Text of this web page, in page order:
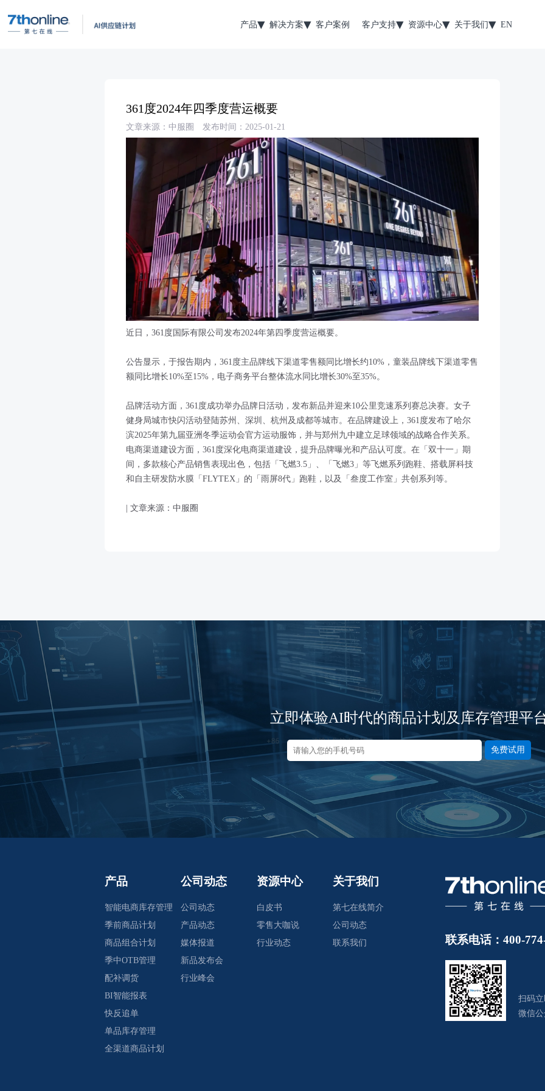
产品 解决方案 客户案例 客户支持 资源中心 关于我们 EN
361度2024年四季度营运概要
文章来源：中服圈 发布时间：2025-01-21
近日，361度国际有限公司发布2024年第四季度营运概要。
公告显示，于报告期内，361度主品牌线下渠道零售额同比增长约10%，童装品牌线下渠道零售
额同比增长10%至15%，电子商务平台整体流水同比增长30%至35%。
品牌活动方面，361度成功举办品牌日活动，发布新品并迎来10公里竞速系列赛总决赛。女子
健身局城市快闪活动登陆苏州、深圳、杭州及成都等城市。在品牌建设上，361度发布了哈尔
滨2025年第九届亚洲冬季运动会官方运动服饰，并与郑州九中建立足球领域的战略合作关系。
电商渠道建设方面，361度深化电商渠道建设，提升品牌曝光和产品认可度。在「双十一」期
间，多款核心产品销售表现出色，包括「飞燃3.5」、「飞燃3」等飞燃系列跑鞋、搭载屏科技
和自主研发防水膜「FLYTEX」的「雨屏8代」跑鞋，以及「叁度工作室」共创系列等。
| 文章来源：中服圈
立即体验AI时代的商品计划及库存管理平
免费试用
产品
智能电商库存管理
季前商品计划
商品组合计划
季中OTB管理
配补调货
BI智能报表
快反追单
单品库存管理
全渠道商品计划
公司动态
公司动态
产品动态
媒体报道
新品发布会
行业峰会
资源中心
白皮书
零售大咖说
行业动态
关于我们
第七在线简介
公司动态
联系我们
联系电话：400-
扫码
微信